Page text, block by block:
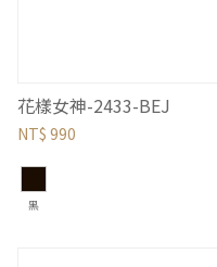
花樣女神-2433-BEJ
NT$ 990
黑